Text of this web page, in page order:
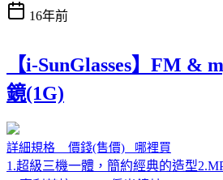
16年前
【i-SunGlasses】FM &
鏡(1G)
詳細規格 價錢(售價) 哪裡買
1.超級三機一體，簡約經典的造型